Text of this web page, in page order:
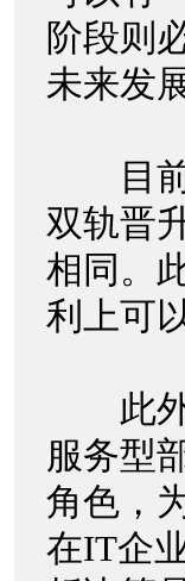
阶段则
未来发
目前
双轨晋
相同。
利上可
此外
服务型
角色，
在IT企